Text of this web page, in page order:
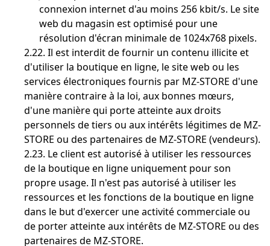
connexion internet d'au moins 256 kbit/s. Le site
web du magasin est optimisé pour une
résolution d'écran minimale de 1024x768 pixels.
2.22. Il est interdit de fournir un contenu illicite et
d'utiliser la boutique en ligne, le site web ou les
services électroniques fournis par MZ-STORE d'une
manière contraire à la loi, aux bonnes mœurs,
d'une manière qui porte atteinte aux droits
personnels de tiers ou aux intérêts légitimes de MZ-
STORE ou des partenaires de MZ-STORE (vendeurs).
2.23. Le client est autorisé à utiliser les ressources
de la boutique en ligne uniquement pour son
propre usage. Il n'est pas autorisé à utiliser les
ressources et les fonctions de la boutique en ligne
dans le but d'exercer une activité commerciale ou
de porter atteinte aux intérêts de MZ-STORE ou des
partenaires de MZ-STORE.